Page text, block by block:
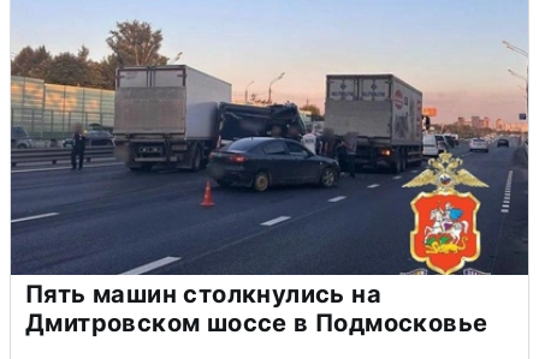
Пять машин столкнулись на
Дмитровском шоссе в Подмосковье